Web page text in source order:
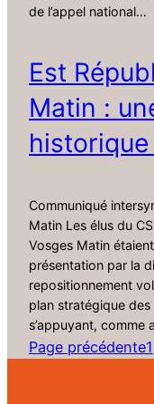
de l’appel national…
Est
Matin :
Communiqué
Matin Les élus du
Vosges Matin
présentation par la
repositionnement
plan stratégique
s’appuyant, comme
Page précédente1